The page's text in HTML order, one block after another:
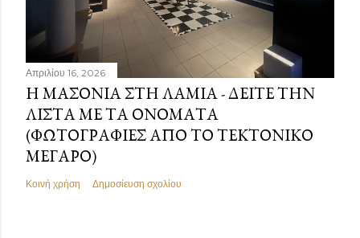
Απριλίου 16, 2026
Η ΜΑΣΟΝΊΑ ΣΤΗ ΛΑΜΊΑ - ΔΕΊΤΕ ΤΗΝ
ΛΊΣΤΑ ΜΕ ΤΑ ΟΝΌΜΑΤΑ
(ΦΩΤΟΓΡΑΦΊΕΣ ΑΠΌ ΤΟ ΤΕΚΤΟΝΙΚΌ
ΜΈΓΑΡΟ)
Κοινή χρήση Δημοσίευση σχολίου